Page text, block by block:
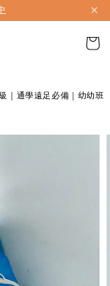
3%購物金
通學遠足必備｜幼幼班